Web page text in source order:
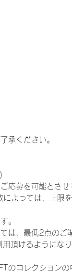
承ください。
応募を可能とさ
よっては、上限
。
は、最低2点のご
頂けるようになり
のコレクション